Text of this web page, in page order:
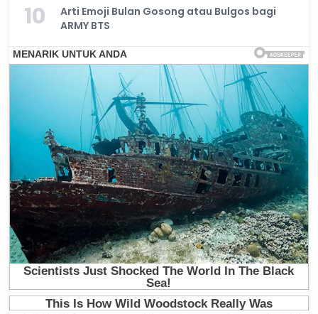
10
Arti Emoji Bulan Gosong atau Bulgos bagi
ARMY BTS